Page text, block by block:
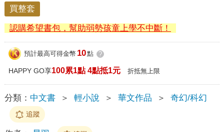
買整套
認購希望書包，幫助弱勢孩童上學不中斷！
預計最高可得金幣 10點 ?
HAPPY GO享100累1點 4點抵1元 折抵無上限
分類： 中文書 ＞ 輕小說 ＞ 華文作品 ＞ 奇幻/科幻
追蹤